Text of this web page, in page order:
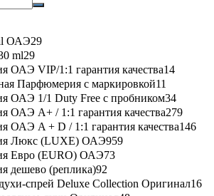
ОАЭ29
ml29
ОАЭ VIP/1:1 гарантия качества14
Парфюмерия с маркировкой11
ОАЭ 1/1 Duty Free с пробником34
ОАЭ A+ / 1:1 гарантия качества279
ОАЭ A + D / 1:1 гарантия качества146
Люкс (LUXE) ОАЭ959
Евро (EURO) ОАЭ73
дешево (реплика)92
спрей Deluxe Collection Оригинал16